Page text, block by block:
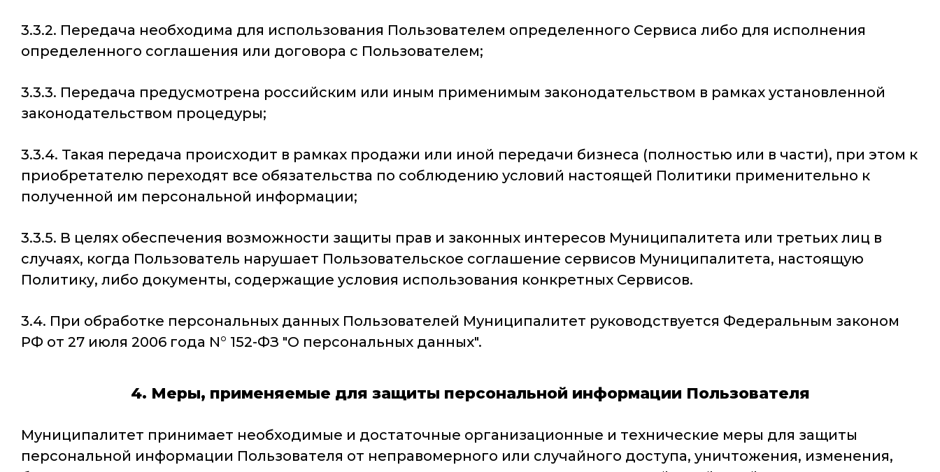
3.3.2. Передача необходима для использования Пользователем определенного Сервиса либо для исполнения
определенного соглашения или договора с Пользователем;
3.3.3. Передача предусмотрена российским или иным применимым законодательством в рамках установленной
законодательством процедуры;
3.3.4. Такая передача происходит в рамках продажи или иной передачи бизнеса (полностью или в части), при этом к
приобретателю переходят все обязательства по соблюдению условий настоящей Политики применительно к
полученной им персональной информации;
3.3.5. В целях обеспечения возможности защиты прав и законных интересов Муниципалитета или третьих лиц в
случаях, когда Пользователь нарушает Пользовательское соглашение сервисов Муниципалитета, настоящую
Политику, либо документы, содержащие условия использования конкретных Сервисов.
3.4. При обработке персональных данных Пользователей Муниципалитет руководствуется Федеральным законом
РФ от 27 июля 2006 года N° 152-ФЗ "О персональных данных".
4. Меры, применяемые для защиты персональной информации Пользователя
Муниципалитет принимает необходимые и достаточные организационные и технические меры для защиты
персональной информации Пользователя от неправомерного или случайного доступа, уничтожения, изменения,